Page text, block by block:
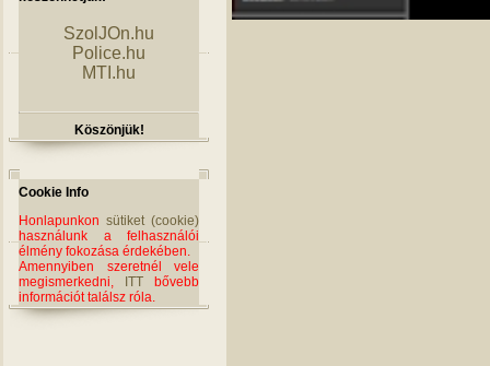
SzolJOn.hu
Police.hu
MTI.hu
Köszönjük!
Cookie Info
Honlapunkon sütiket (cookie)
használunk a felhasználói
élmény fokozása érdekében.
Amennyiben szeretnél vele
megismerkedni,
ITT bővebb
információt találsz róla.